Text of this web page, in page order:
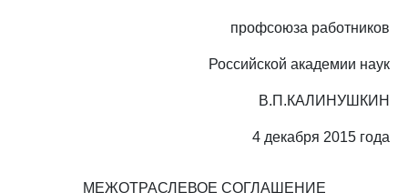
профсоюза работников
Российской академии наук
В.П.КАЛИНУШКИН
4 декабря 2015 года
МЕЖОТРАСЛЕВОЕ СОГЛАШЕНИЕ